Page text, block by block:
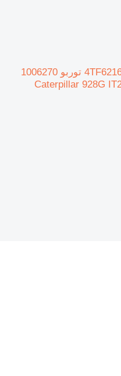
علبة المحرك لكل: كاتربيلر 3116 4TF62166 توربو 1006270